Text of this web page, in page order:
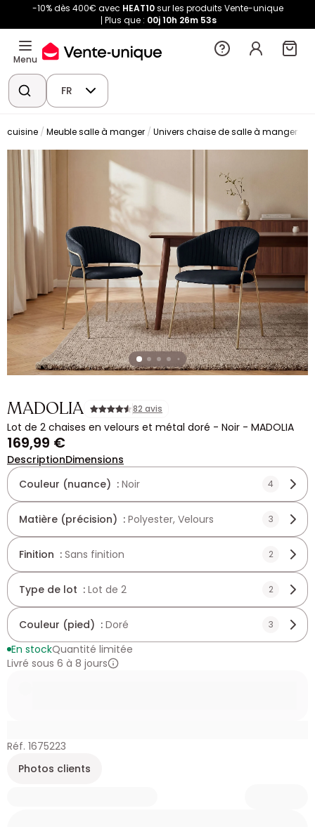
-10% dès 400€ avec HEAT10sur les produits Vente-unique
Plus que :00j 10h 26m 51s
Menu
FR
cuisine Meuble salle à manger Univers chaise de salle à manger
MADOLIA 82 avis
Lot de 2 chaises en velours et métal doré - Noir - MADOLIA
169,99 €
DescriptionDimensions
Couleur (nuance) : Noir 4
Matière (précision) : Polyester, Velours 3
Finition : Sans finition 2
Type de lot : Lot de 2 2
Couleur (pied) : Doré 3
En stockQuantité limitée
Livré sous 6 à 8 jours
Réf. 1675223
Photos clients